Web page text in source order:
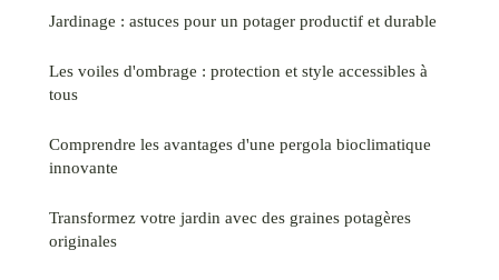
Jardinage : astuces pour un potager productif et durable
Les voiles d'ombrage : protection et style accessibles à
tous
Comprendre les avantages d'une pergola bioclimatique
innovante
Transformez votre jardin avec des graines potagères
originales